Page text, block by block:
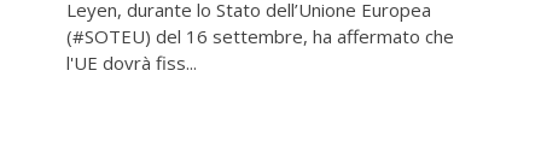
Leyen, durante lo Stato dell’Unione Europea
(#SOTEU) del 16 settembre, ha affermato che
l'UE dovrà fiss...